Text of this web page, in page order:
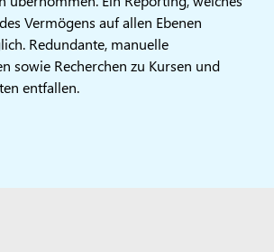
Vermögens auf allen Ebenen
Redundante, manuelle
sowie Recherchen zu Kursen und
entfallen.